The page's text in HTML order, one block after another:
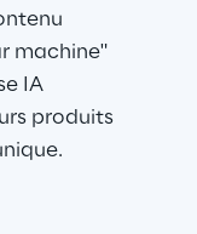
machine"
IA
produits